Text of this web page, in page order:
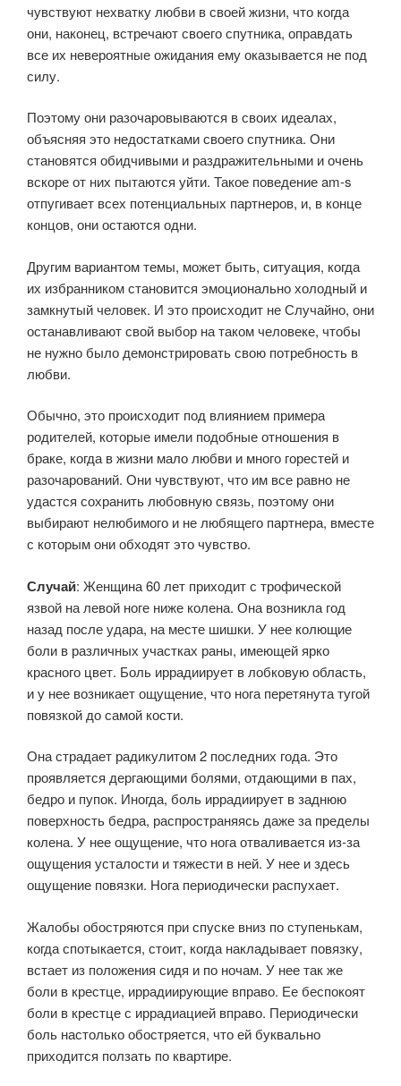
чувствуют нехватку любви в своей жизни, что когда
они, наконец, встречают своего спутника, оправдать
все их невероятные ожидания ему оказывается не под
силу.
Поэтому они разочаровываются в своих идеалах,
объясняя это недостатками своего спутника. Они
становятся обидчивыми и раздражительными и очень
вскоре от них пытаются уйти. Такое поведение am-s
отпугивает всех потенциальных партнеров, и, в конце
концов, они остаются одни.
Другим вариантом темы, может быть, ситуация, когда
их избранником становится эмоционально холодный и
замкнутый человек. И это происходит не Случайно, они
останавливают свой выбор на таком человеке, чтобы
не нужно было демонстрировать свою потребность в
любви.
Обычно, это происходит под влиянием примера
родителей, которые имели подобные отношения в
браке, когда в жизни мало любви и много горестей и
разочарований. Они чувствуют, что им все равно не
удастся сохранить любовную связь, поэтому они
выбирают нелюбимого и не любящего партнера, вместе
с которым они обходят это чувство.
Случай: Женщина 60 лет приходит с трофической
язвой на левой ноге ниже колена. Она возникла год
назад после удара, на месте шишки. У нее колющие
боли в различных участках раны, имеющей ярко
красного цвет. Боль иррадиирует в лобковую область,
и у нее возникает ощущение, что нога перетянута тугой
повязкой до самой кости.
Она страдает радикулитом 2 последних года. Это
проявляется дергающими болями, отдающими в пах,
бедро и пупок. Иногда, боль иррадиирует в заднюю
поверхность бедра, распространяясь даже за пределы
колена. У нее ощущение, что нога отваливается из-за
ощущения усталости и тяжести в ней. У нее и здесь
ощущение повязки. Нога периодически распухает.
Жалобы обостряются при спуске вниз по ступенькам,
когда спотыкается, стоит, когда накладывает повязку,
встает из положения сидя и по ночам. У нее так же
боли в крестце, иррадиирующие вправо. Ее беспокоят
боли в крестце с иррадиацией вправо. Периодически
боль настолько обостряется, что ей буквально
приходится ползать по квартире.